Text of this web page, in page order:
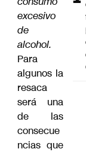
excesivo
de
alcohol.
Para
algunos la
resaca
será una
de las
consecue
ncias que